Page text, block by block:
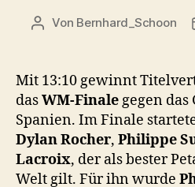
Beitragsautor
Von Bernhard_Schoon
Mit 13:10 gewinnt
dasWM-Finale gegen
Spanien. Im Finale
Dylan Rocher, Philippe
Lacroix, der als bester
Welt gilt. Für ihn wurde